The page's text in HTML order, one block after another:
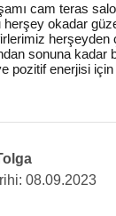
cam teras
okadar
herşeyden
sonuna kadar
pozitif enerjisi
08.09.2023